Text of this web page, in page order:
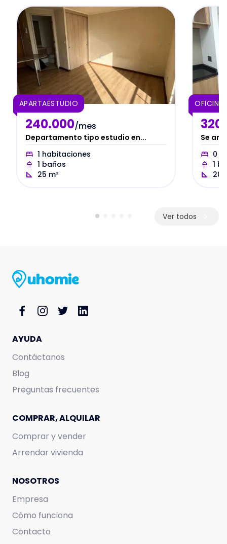
APARTAESTUDIO
240.000/mes
Departamento tipo estudio en...
1 habitaciones
1 baños
25 m²
OFICINA
Se
0
1
28
Ver todos
AYUDA
Contáctanos
Blog
Preguntas frecuentes
COMPRAR, ALQUILAR
Comprar y vender
Arrendar vivienda
NOSOTROS
Empresa
Cómo funciona
Contacto